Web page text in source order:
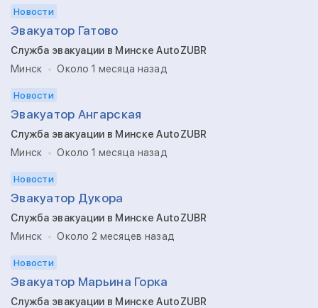
Новости
Эвакуатор Гатово
Служба эвакуации в Минске AutoZUBR
Минск
Около 1 месяца назад
Новости
Эвакуатор Ангарская
Служба эвакуации в Минске AutoZUBR
Минск
Около 1 месяца назад
Новости
Эвакуатор Дукора
Служба эвакуации в Минске AutoZUBR
Минск
Около 2 месяцев назад
Новости
Эвакуатор Марьина Горка
Служба эвакуации в Минске AutoZUBR